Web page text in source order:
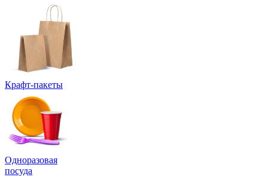
Крафт-пакеты
Одноразовая
посуда